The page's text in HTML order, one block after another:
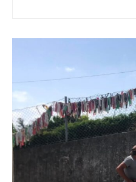
Planos
Faça-se assinante do Região de
Sendo assinante terá acesso a
Escolha o plano de